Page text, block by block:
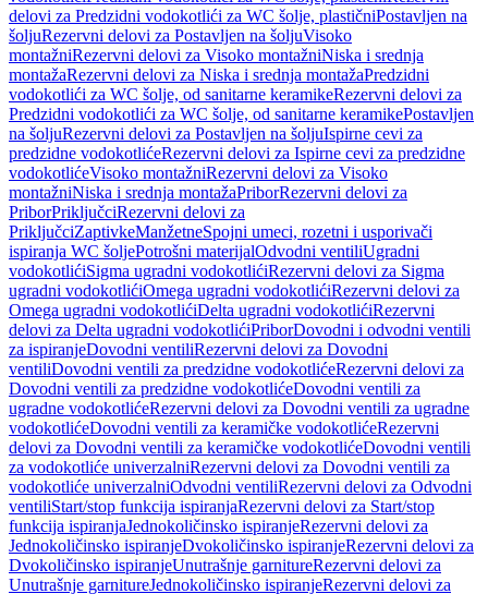
delovi za Predzidni vodokotlići za WC šolje, plastičniPostavljen na
šoljuRezervni delovi za Postavljen na šoljuVisoko
montažniRezervni delovi za Visoko montažniNiska i srednja
montažaRezervni delovi za Niska i srednja montažaPredzidni
vodokotlići za WC šolje, od sanitarne keramikeRezervni delovi za
Predzidni vodokotlići za WC šolje, od sanitarne keramikePostavljen
na šoljuRezervni delovi za Postavljen na šoljuIspirne cevi za
predzidne vodokotlićeRezervni delovi za Ispirne cevi za predzidne
vodokotlićeVisoko montažniRezervni delovi za Visoko
montažniNiska i srednja montažaPriborRezervni delovi za
PriborPriključciRezervni delovi za
PriključciZaptivkeManžetneSpojni umeci, rozetni i usporivači
ispiranja WC šoljePotrošni materijalOdvodni ventiliUgradni
vodokotlićiSigma ugradni vodokotlićiRezervni delovi za Sigma
ugradni vodokotlićiOmega ugradni vodokotlićiRezervni delovi za
Omega ugradni vodokotlićiDelta ugradni vodokotlićiRezervni
delovi za Delta ugradni vodokotlićiPriborDovodni i odvodni ventili
za ispiranjeDovodni ventiliRezervni delovi za Dovodni
ventiliDovodni ventili za predzidne vodokotlićeRezervni delovi za
Dovodni ventili za predzidne vodokotlićeDovodni ventili za
ugradne vodokotlićeRezervni delovi za Dovodni ventili za ugradne
vodokotlićeDovodni ventili za keramičke vodokotlićeRezervni
delovi za Dovodni ventili za keramičke vodokotlićeDovodni ventili
za vodokotliće univerzalniRezervni delovi za Dovodni ventili za
vodokotliće univerzalniOdvodni ventiliRezervni delovi za Odvodni
ventiliStart/stop funkcija ispiranjaRezervni delovi za Start/stop
funkcija ispiranjaJednokoličinsko ispiranjeRezervni delovi za
Jednokoličinsko ispiranjeDvokoličinsko ispiranjeRezervni delovi za
Dvokoličinsko ispiranjeUnutrašnje garnitureRezervni delovi za
Unutrašnje garnitureJednokoličinsko ispiranjeRezervni delovi za